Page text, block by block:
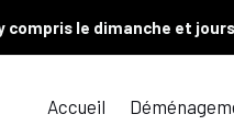
compris le dimanche et
Accueil